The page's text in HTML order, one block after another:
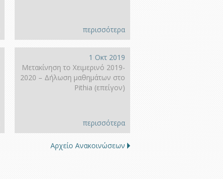
περισσότερα
1 Οκτ 2019
Μετακίνηση το Χειμερινό 2019-
2020 – Δήλωση μαθημάτων στο
Pithia (επείγον)
περισσότερα
Αρχείο Ανακοινώσεων